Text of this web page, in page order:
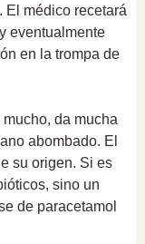
El médico recetará
eventualmente
en la trompa de
mucho, da mucha
abombado. El
su origen. Si es
sino un
de paracetamol